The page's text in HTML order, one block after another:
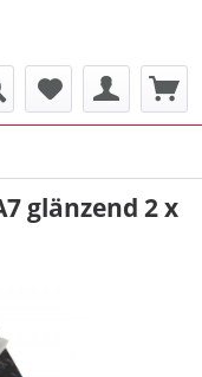
glänzend 2 x